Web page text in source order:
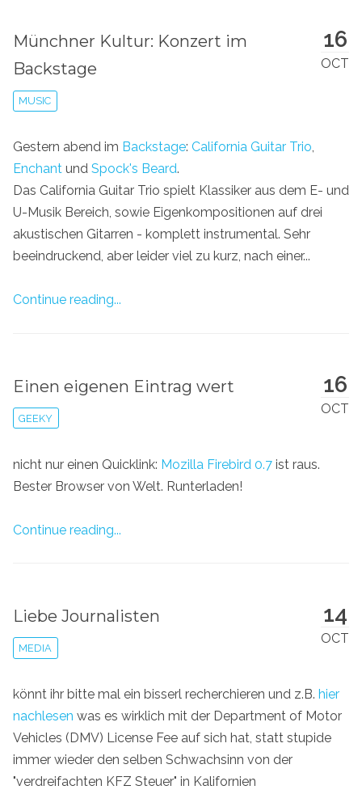
16
OCT
Münchner Kultur: Konzert im
Backstage
MUSIC
Gestern abend im Backstage: California Guitar Trio,
Enchant und Spock's Beard.
Das California Guitar Trio spielt Klassiker aus dem E- und
U-Musik Bereich, sowie Eigenkompositionen auf drei
akustischen Gitarren - komplett instrumental. Sehr
beeindruckend, aber leider viel zu kurz, nach einer...
Continue reading...
16
OCT
Einen eigenen Eintrag wert
GEEKY
nicht nur einen Quicklink: Mozilla Firebird 0.7 ist raus.
Bester Browser von Welt. Runterladen!
Continue reading...
14
OCT
Liebe Journalisten
MEDIA
könnt ihr bitte mal ein bisserl recherchieren und z.B. hier
nachlesen was es wirklich mit der Department of Motor
Vehicles (DMV) License Fee auf sich hat, statt stupide
immer wieder den selben Schwachsinn von der
"verdreifachten KFZ Steuer" in Kalifornien